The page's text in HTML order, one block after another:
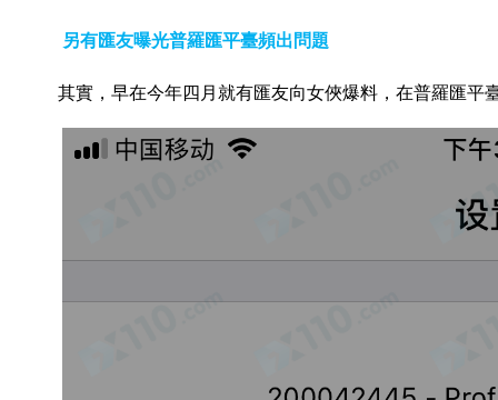
另有匯友曝光普羅匯平臺頻出問題
其實，早在今年四月就有匯友向女俠爆料，在普羅匯平